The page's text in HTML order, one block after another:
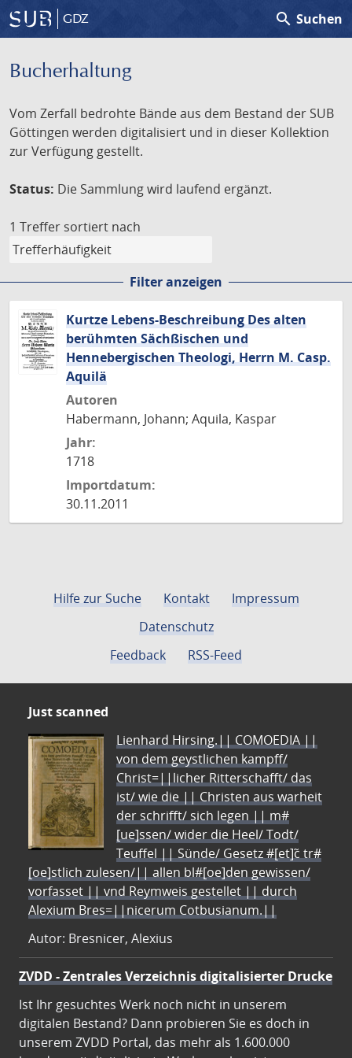
GDZ search Suchen
Bucherhaltung
Vom Zerfall bedrohte Bände aus dem Bestand der SUB
Göttingen werden digitalisiert und in dieser Kollektion
zur Verfügung gestellt.
Status: Die Sammlung wird laufend ergänzt.
1 Treffer sortiert nach
Filter anzeigen
Kurtze Lebens-Beschreibung Des alten
berühmten Sächßischen und
Hennebergischen Theologi, Herrn M. Casp.
Aquilä
Autoren
Habermann, Johann; Aquila, Kaspar
Jahr:
1718
Importdatum:
30.11.2011
Hilfe zur Suche Kontakt
Impressum
Datenschutz
Feedback
RSS-Feed
Just scanned
Lienhard Hirsing.|| COMOEDIA ||
von dem geystlichen kampff/
Christ=||licher Ritterschafft/ das
ist/ wie die || Christen aus warheit
der schrifft/ sich legen || m#
[ue]ssen/ wider die Heel/ Todt/
Teuffel || Sünde/ Gesetz #[et]c̃ tr#
[oe]stlich zulesen/|| allen bl#[oe]den gewissen/
vorfasset || vnd Reymweis gestellet || durch
Alexium Bres=||nicerum Cotbusianum.||
Autor: Bresnicer, Alexius
ZVDD - Zentrales Verzeichnis digitalisierter Drucke
Ist Ihr gesuchtes Werk noch nicht in unserem
digitalen Bestand? Dann probieren Sie es doch in
unserem ZVDD Portal, das mehr als 1.600.000